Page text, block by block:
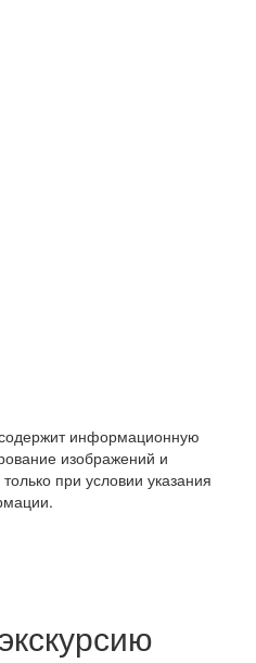
информационную
изображений и
при условии указания